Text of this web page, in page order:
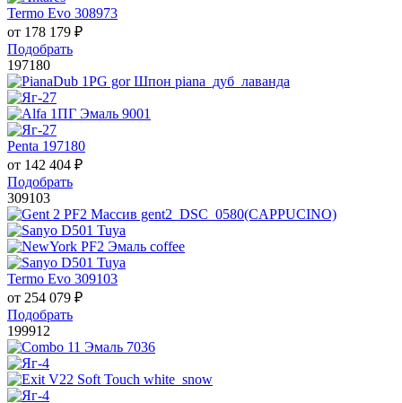
Termo Evo 308973
от 178 179 ₽
Подобрать
197180
Penta 197180
от 142 404 ₽
Подобрать
309103
Termo Evo 309103
от 254 079 ₽
Подобрать
199912